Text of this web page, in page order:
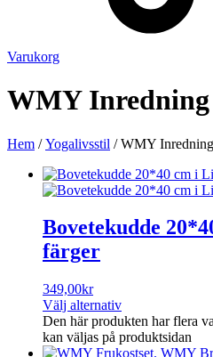
Varukorg
WMY Inredning
Hem /Yogalivsstil / WMY Inredning
Bovetekudde
färger
349,00kr
Välj alternativ
Den här produkten har flera
kan väljas på produktsidan